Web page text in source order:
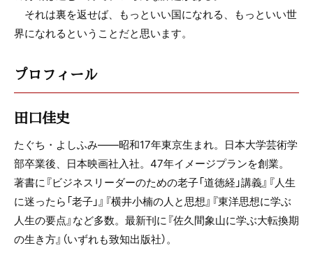
それは裏を返せば、もっといい国になれる、もっといい世
界になれるということだと思います。
プロフィール
田口佳史
たぐち・よしふみ——昭和17年東京生まれ。日本大学芸術学
部卒業後、日本映画社入社。47年イメージプランを創業。
著書に『ビジネスリーダーのための老子「道徳経」講義』『人生
に迷ったら「老子」』『横井小楠の人と思想』『東洋思想に学ぶ
人生の要点』など多数。最新刊に『佐久間象山に学ぶ大転換期
の生き方』（いずれも致知出版社）。